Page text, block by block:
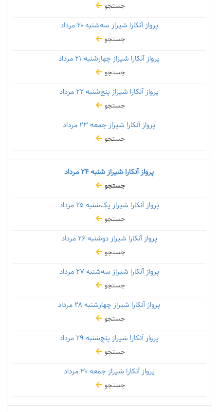
جستجو
پرواز آنکارا شیراز سه‌شنبه۲۰ مرداد
جستجو
پرواز آنکارا شیراز چهارشنبه
جستجو
پرواز آنکارا شیراز پنج‌شنبه
جستجو
پرواز آنکارا شیراز جمعه
جستجو
پرواز آنکارا شیراز شنبه
جستجو
پرواز آنکارا شیراز یک‌شنبه۲۵ مرداد
جستجو
پرواز آنکارا شیراز دوشنبه
جستجو
پرواز آنکارا شیراز سه‌شنبه۲۷ مرداد
جستجو
پرواز آنکارا شیراز چهارشنبه
جستجو
پرواز آنکارا شیراز پنج‌شنبه
جستجو
پرواز آنکارا شیراز جمعه۳۰ مرداد
جستجو